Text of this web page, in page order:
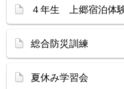
４年生 上郷宿泊体
総合防災訓練
夏休み学習会